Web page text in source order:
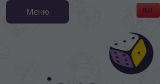
RU
Меню